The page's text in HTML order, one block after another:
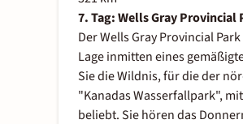
7. Tag: Wells Gray Provincial
Der Wells Gray Provincial
Lage inmitten eines
Sie die Wildnis, für die der
"Kanadas Wasserfallpark",
beliebt. Sie hören das